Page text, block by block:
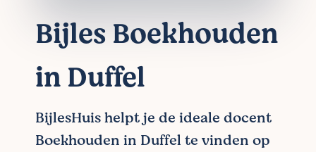
Bijles Boekhouden
in Duffel
BijlesHuis helpt je de ideale docent
Boekhouden in Duffel te vinden op